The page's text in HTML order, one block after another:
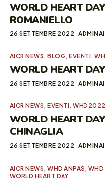
WORLD HEART
ROMANIELLO
26 SETTEMBRE 2022
AICR NEWS ,BLOG ,EVENTI,
WORLD HEART
26 SETTEMBRE 2022
AICR NEWS ,EVENTI,WHD2022
WORLD HEART
CHINAGLIA
26 SETTEMBRE 2022
AICR NEWS ,WHD ANPAS ,
WORLD HEART DAY